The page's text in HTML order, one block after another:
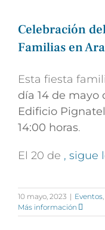
Celebración
Familias en
Esta fiesta
día 14 de mayo
Edificio
14:00 horas.
El 20 de , sigue
10 mayo, 2023 | Eventos
Más información